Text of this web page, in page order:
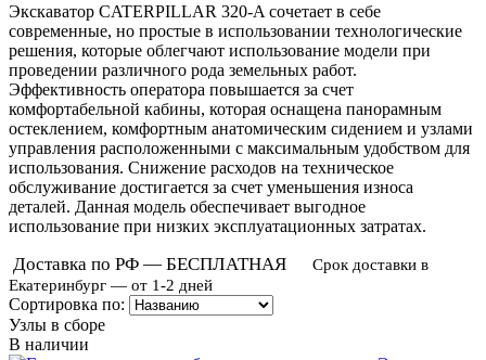
Экскаватор CATERPILLAR 320-A сочетает в себе
современные, но простые в использовании технологические
решения, которые облегчают использование модели при
проведении различного рода земельных работ.
Эффективность оператора повышается за счет
комфортабельной кабины, которая оснащена панорамным
остеклением, комфортным анатомическим сидением и узлами
управления расположенными с максимальным удобством для
использования. Снижение расходов на техническое
обслуживание достигается за счет уменьшения износа
деталей. Данная модель обеспечивает выгодное
использование при низких эксплуатационных затратах.
Доставка по РФ — БЕСПЛАТНАЯ
Срок доставки в
Екатеринбург — от 1-2 дней
Сортировка по:
Узлы в сборе
В наличии